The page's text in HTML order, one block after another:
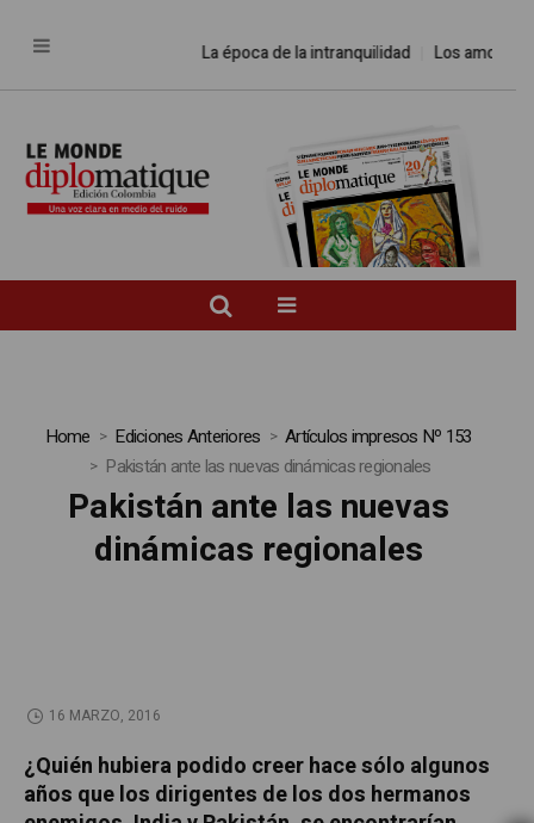
La época de la intranquilidad Los amos del
Home Ediciones Anteriores
Artículos impresos Nº 153
Pakistán ante las nuevas dinámicas regionales
Pakistán ante las nuevas
dinámicas regionales
16 MARZO, 2016
¿Quién hubiera podido creer hace sólo algunos
años que los dirigentes de los dos hermanos